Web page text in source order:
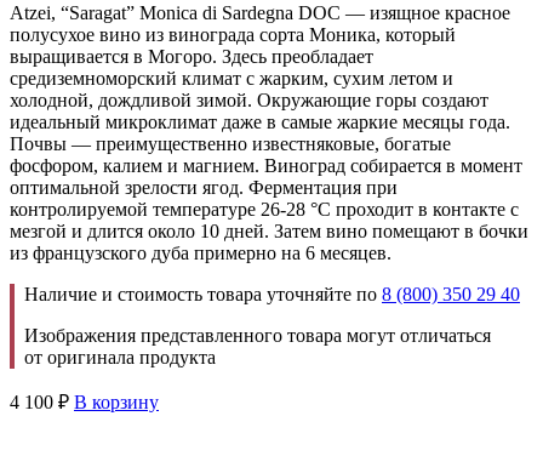
Atzei, “Saragat” Monica di Sardegna DOC — изящное красное
полусухое вино из винограда сорта Моника, который
выращивается в Могоро. Здесь преобладает
средиземноморский климат с жарким, сухим летом и
холодной, дождливой зимой. Окружающие горы создают
идеальный микроклимат даже в самые жаркие месяцы года.
Почвы — преимущественно известняковые, богатые
фосфором, калием и магнием. Виноград собирается в момент
оптимальной зрелости ягод. Ферментация при
контролируемой температуре 26-28 °С проходит в контакте с
мезгой и длится около 10 дней. Затем вино помещают в бочки
из французского дуба примерно на 6 месяцев.
Наличие и стоимость товара уточняйте по 8 (800) 350 29 40
Изображения представленного товара могут отличаться
от оригинала продукта
4 100 ₽ В корзину